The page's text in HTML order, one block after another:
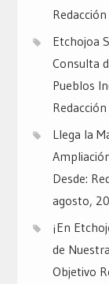
Etchojoa
Consulta
Pueblos
Llega la
Desde:
agosto,
¡En
de
Objetivo